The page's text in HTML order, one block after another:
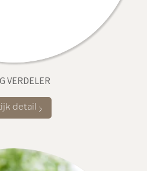
VERDELER
detail